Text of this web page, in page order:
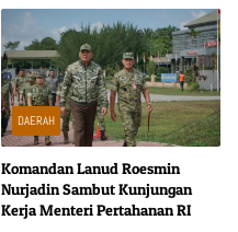
DAERAH
Komandan Lanud Roesmin
Nurjadin Sambut Kunjungan
Kerja Menteri Pertahanan RI